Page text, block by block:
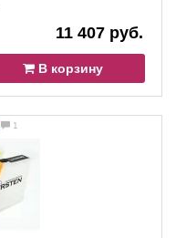
11 407 руб.
В корзину
1